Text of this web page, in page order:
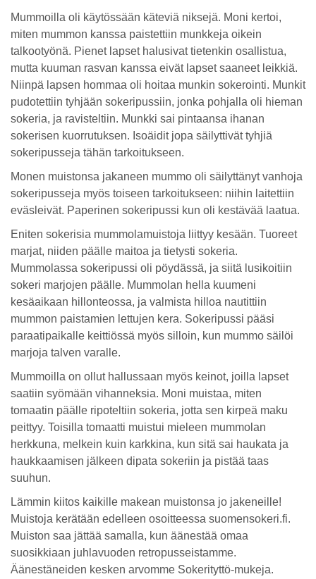
Mummoilla oli käytössään käteviä niksejä. Moni kertoi,
miten mummon kanssa paistettiin munkkeja oikein
talkootyönä. Pienet lapset halusivat tietenkin osallistua,
mutta kuuman rasvan kanssa eivät lapset saaneet leikkiä.
Niinpä lapsen hommaa oli hoitaa munkin sokerointi. Munkit
pudotettiin tyhjään sokeripussiin, jonka pohjalla oli hieman
sokeria, ja ravisteltiin. Munkki sai pintaansa ihanan
sokerisen kuorrutuksen. Isoäidit jopa säilyttivät tyhjiä
sokeripusseja tähän tarkoitukseen.
Monen muistonsa jakaneen mummo oli säilyttänyt vanhoja
sokeripusseja myös toiseen tarkoitukseen: niihin laitettiin
eväsleivät. Paperinen sokeripussi kun oli kestävää laatua.
Eniten sokerisia mummolamuistoja liittyy kesään. Tuoreet
marjat, niiden päälle maitoa ja tietysti sokeria.
Mummolassa sokeripussi oli pöydässä, ja siitä lusikoitiin
sokeri marjojen päälle. Mummolan hella kuumeni
kesäaikaan hillonteossa, ja valmista hilloa nautittiin
mummon paistamien lettujen kera. Sokeripussi pääsi
paraatipaikalle keittiössä myös silloin, kun mummo säilöi
marjoja talven varalle.
Mummoilla on ollut hallussaan myös keinot, joilla lapset
saatiin syömään vihanneksia. Moni muistaa, miten
tomaatin päälle ripoteltiin sokeria, jotta sen kirpeä maku
peittyy. Toisilla tomaatti muistui mieleen mummolan
herkkuna, melkein kuin karkkina, kun sitä sai haukata ja
haukkaamisen jälkeen dipata sokeriin ja pistää taas
suuhun.
Lämmin kiitos kaikille makean muistonsa jo jakeneille!
Muistoja kerätään edelleen osoitteessa suomensokeri.fi.
Muiston saa jättää samalla, kun äänestää omaa
suosikkiaan juhlavuoden retropusseistamme.
Äänestäneiden kesken arvomme Sokerityttö-mukeja.